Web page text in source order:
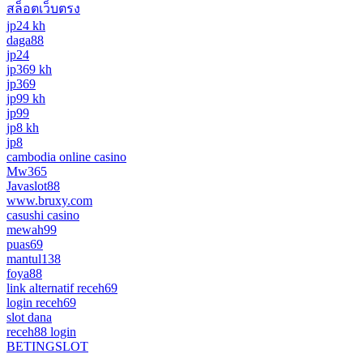
สล็อตเว็บตรง
jp24 kh
daga88
jp24
jp369 kh
jp369
jp99 kh
jp99
jp8 kh
jp8
cambodia online casino
Mw365
Javaslot88
www.bruxy.com
casushi casino
mewah99
puas69
mantul138
foya88
link alternatif receh69
login receh69
slot dana
receh88 login
BETINGSLOT